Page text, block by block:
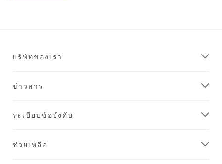
บริษัทของเรา
ข่าวสาร
ระเบียบข้อบังคับ
ช่วยเหลือ